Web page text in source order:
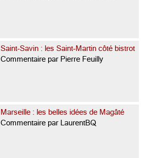
Saint-Savin : les Saint-Martin côté bistrot
Commentaire par Pierre Feuilly
Marseille : les belles idées de Magâté
Commentaire par LaurentBQ